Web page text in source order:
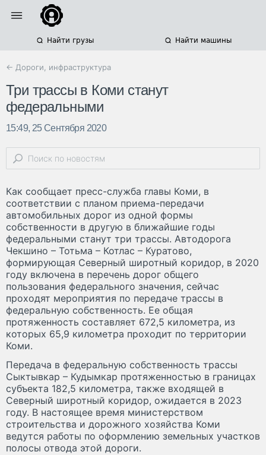
Найти грузы Найти машины
← Дороги, инфраструктура
Три трассы в Коми станут
федеральными
15:49, 25 Сентября 2020
Как сообщает пресс-служба главы Коми, в
соответствии с планом приема-передачи
автомобильных дорог из одной формы
собственности в другую в ближайшие годы
федеральными станут три трассы. Автодорога
Чекшино – Тотьма – Котлас – Куратово,
формирующая Северный широтный коридор, в 2020
году включена в перечень дорог общего
пользования федерального значения, сейчас
проходят мероприятия по передаче трассы в
федеральную собственность. Ее общая
протяженность составляет 672,5 километра, из
которых 65,9 километра проходит по территории
Коми.
Передача в федеральную собственность трассы
Сыктывкар – Кудымкар протяженностью в границах
субъекта 182,5 километра, также входящей в
Северный широтный коридор, ожидается в 2023
году. В настоящее время министерством
строительства и дорожного хозяйства Коми
ведутся работы по оформлению земельных участков
полосы отвода этой дороги.